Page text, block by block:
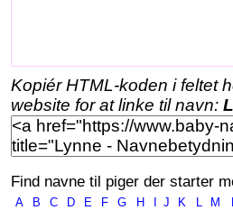
Kopiér HTML-koden i feltet
website for at linke til navn:
Find navne til piger der starter
A B C D E F G H J K L M